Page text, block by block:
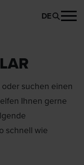
DE
suchen einen
Ihnen gerne
schnell wie